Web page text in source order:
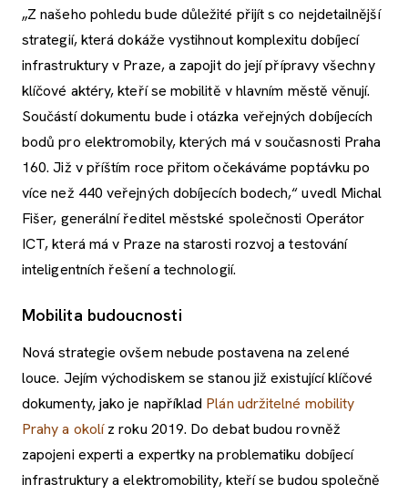
„Z našeho pohledu bude důležité přijít s co nejdetailnější
strategií, která dokáže vystihnout komplexitu dobíjecí
infrastruktury v Praze, a zapojit do její přípravy všechny
klíčové aktéry, kteří se mobilitě v hlavním městě věnují.
Součástí dokumentu bude i otázka veřejných dobíjecích
bodů pro elektromobily, kterých má v současnosti Praha
160. Již v příštím roce přitom očekáváme poptávku po
více než 440 veřejných dobíjecích bodech,“ uvedl Michal
Fišer, generální ředitel městské společnosti Operátor
ICT, která má v Praze na starosti rozvoj a testování
inteligentních řešení a technologií.
Mobilita budoucnosti
Nová strategie ovšem nebude postavena na zelené
louce. Jejím východiskem se stanou již existující klíčové
dokumenty, jako je například Plán udržitelné mobility
Prahy a okolíz roku 2019. Do debat budou rovněž
zapojeni experti a expertky na problematiku dobíjecí
infrastruktury a elektromobility, kteří se budou společně